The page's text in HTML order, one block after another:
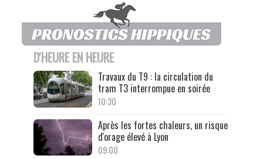
D'HEURE EN HEURE
Travaux du T9 : la circulation du
tram T3 interrompue en soirée
10:30
Après les fortes chaleurs, un risque
d'orage élevé à Lyon
09:00